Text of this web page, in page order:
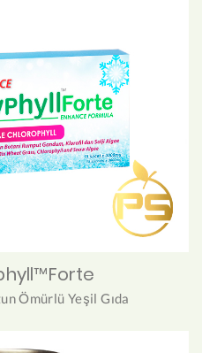
Ömürlü Yeşil Gıda